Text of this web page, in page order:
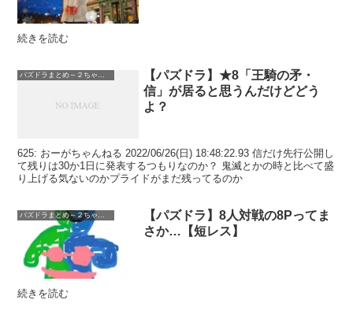
続きを読む
パズドラまとめ～２ちゃんねる
【パズドラ】★8「王騎の矛・
信」が居ると思うんだけどどう
よ？
625: おーがちゃんねる 2022/06/26(日) 18:48:22.93 信だけ先行公開し
て残りは30か1日に発表するつもりなのか？ 鬼滅とかの時と比べて盛
り上げる気ないのかプライドがまだ残ってるのか
パズドラまとめ～２ちゃんねる
【パズドラ】8人対戦の8Pってま
さか…【短レス】
続きを読む